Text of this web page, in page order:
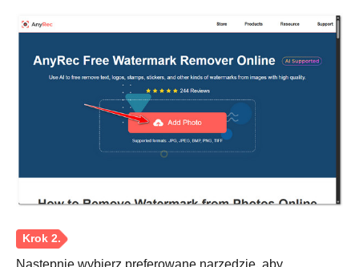
Następnie wybierz preferowane narzędzie, aby